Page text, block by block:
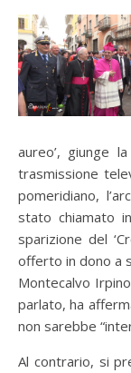
aureo’, giunge
trasmissione
pomeridiano,
stato chiamato
sparizione del
offerto in dono a
Montecalvo
parlato, ha
non sarebbe
Al contrario, si